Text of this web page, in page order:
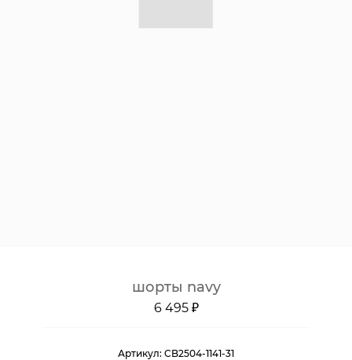
шорты navy
6 495 ₽
Артикул: CB2504-1141-31